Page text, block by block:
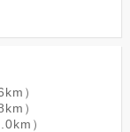
）
）
）